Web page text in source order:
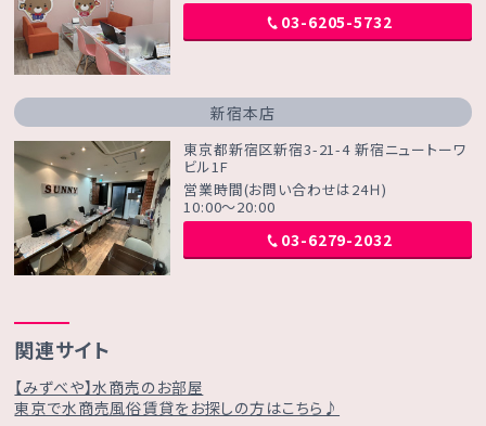
03-6205-5732
新宿本店
東京都新宿区新宿3-21-4 新宿ニュートーワ
ビル1F
営業時間(お問い合わせは24Ｈ)
10:00～20:00
03-6279-2032
関連サイト
【みずべや】水商売のお部屋
東京で水商売風俗賃貸をお探しの方はこちら♪